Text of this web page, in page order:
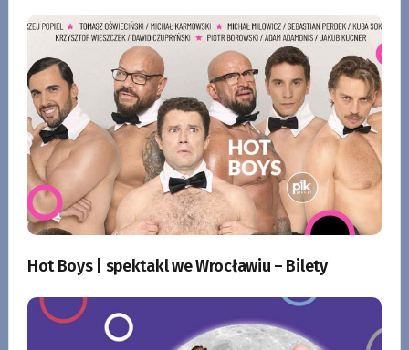
Hot Boys | spektakl we Wrocławiu – Bilety